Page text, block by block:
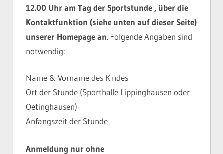
12.00 Uhr am Tag der Sportstunde , über die
Kontaktfunktion (siehe unten auf dieser Seite)
unserer Homepage an. Folgende Angaben sind
notwendig:
Name & Vorname des Kindes
Ort der Stunde (Sporthalle Lippinghausen oder
Oetinghausen)
Anfangszeit der Stunde
Anmeldung nur ohne